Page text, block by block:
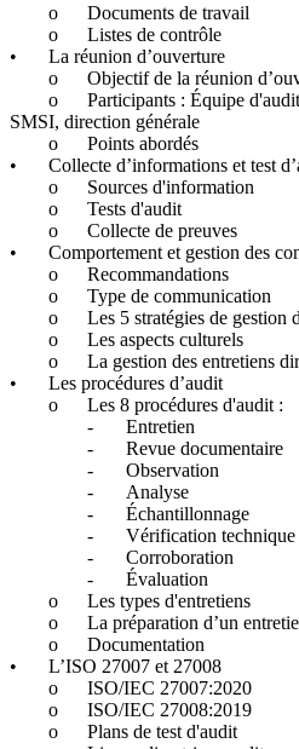
o
Documents de travail
o
Listes de contrôle
•
La réunion d’ouverture
o
Objectif de la réunion
o
Participants : Équipe
SMSI, direction générale
o
Points abordés
•
Collecte d’informations et test
o
Sources d'information
o
Tests d'audit
o
Collecte de preuves
•
Comportement et gestion des
o
Recommandations
o
Type de communication
o
Les 5 stratégies de gestion
o
Les aspects culturels
o
La gestion des entretiens
•
Les procédures d’audit
o
Les 8 procédures d'audit :
-
Entretien
-
Revue documentaire
-
Observation
-
Analyse
-
Échantillonnage
-
Vérification technique
-
Corroboration
-
Évaluation
o
Les types d'entretiens
o
La préparation d’un
o
Documentation
•
L’ISO 27007 et 27008
o
ISO/IEC 27007:2020
o
ISO/IEC 27008:2019
o
Plans de test d'audit